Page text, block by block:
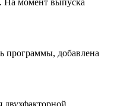
программы, добавлена
двухфакторной